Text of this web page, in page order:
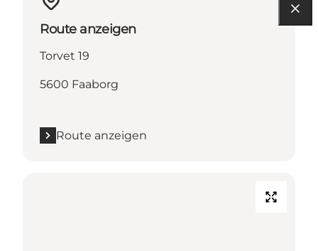
Route anzeigen
Torvet 19
5600 Faaborg
Route anzeigen